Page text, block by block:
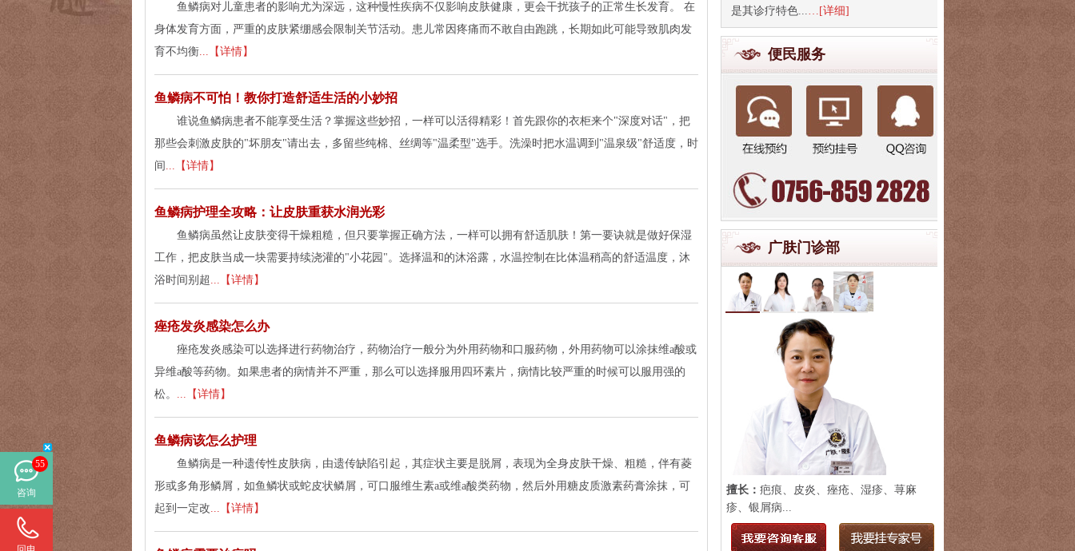
鱼鳞病对儿童患者的影响尤为深远，这种慢性疾病不仅影响皮肤健康，更会干扰孩子的正常生长发育。 在
身体发育方面，严重的皮肤紧绷感会限制关节活动。患儿常因疼痛而不敢自由跑跳，长期如此可能导致肌肉发
育不均衡...【详情】
鱼鳞病不可怕！教你打造舒适生活的小妙招
谁说鱼鳞病患者不能享受生活？掌握这些妙招，一样可以活得精彩！首先跟你的衣柜来个"深度对话"，把
那些会刺激皮肤的"坏朋友"请出去，多留些纯棉、丝绸等"温柔型"选手。洗澡时把水温调到"温泉级"舒适度，时
间 ...【详情】
鱼鳞病护理全攻略：让皮肤重获水润光彩
鱼鳞病虽然让皮肤变得干燥粗糙，但只要掌握正确方法，一样可以拥有舒适肌肤！第一要诀就是做好保湿
工作，把皮肤当成一块需要持续浇灌的"小花园"。选择温和的沐浴露，水温控制在比体温稍高的舒适温度，沐
浴时间别超 ...【详情】
痤疮发炎感染怎么办
痤疮发炎感染可以选择进行药物治疗，药物治疗一般分为外用药物和口服药物，外用药物可以涂抹维a酸或
异维a酸等药物。如果患者的病情并不严重，那么可以选择服用四环素片，病情比较严重的时候可以服用强的
松。 ...【详情】
鱼鳞病该怎么护理
鱼鳞病是一种遗传性皮肤病，由遗传缺陷引起，其症状主要是脱屑，表现为全身皮肤干燥、粗糙，伴有菱
形或多角形鳞屑，如鱼鳞状或蛇皮状鳞屑，可口服维生素a或维a酸类药物，然后外用糖皮质激素药膏涂抹，可
起到一定改...【详情】
是其诊疗特色...…[详细]
便民服务
广肤门诊部
擅长： 疤痕、皮炎、痤疮、湿疹、荨麻
疹、银屑病...
55
咨询